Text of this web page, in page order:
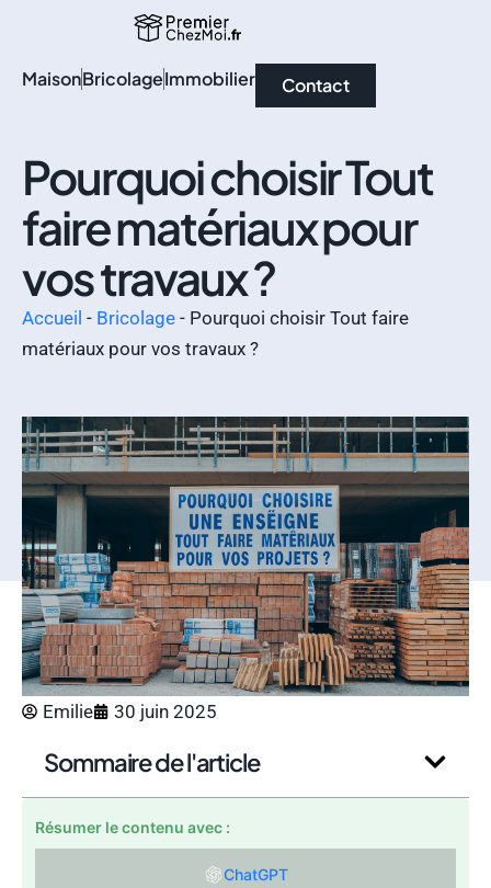
MaisonBricolageImmobilier Contact
Pourquoi choisir Tout
faire matériaux pour
vos travaux ?
Accueil - Bricolage - Pourquoi choisir Tout faire
matériaux pour vos travaux ?
Emilie 30 juin 2025
Sommaire de l'article
Résumer le contenu avec :
ChatGPT